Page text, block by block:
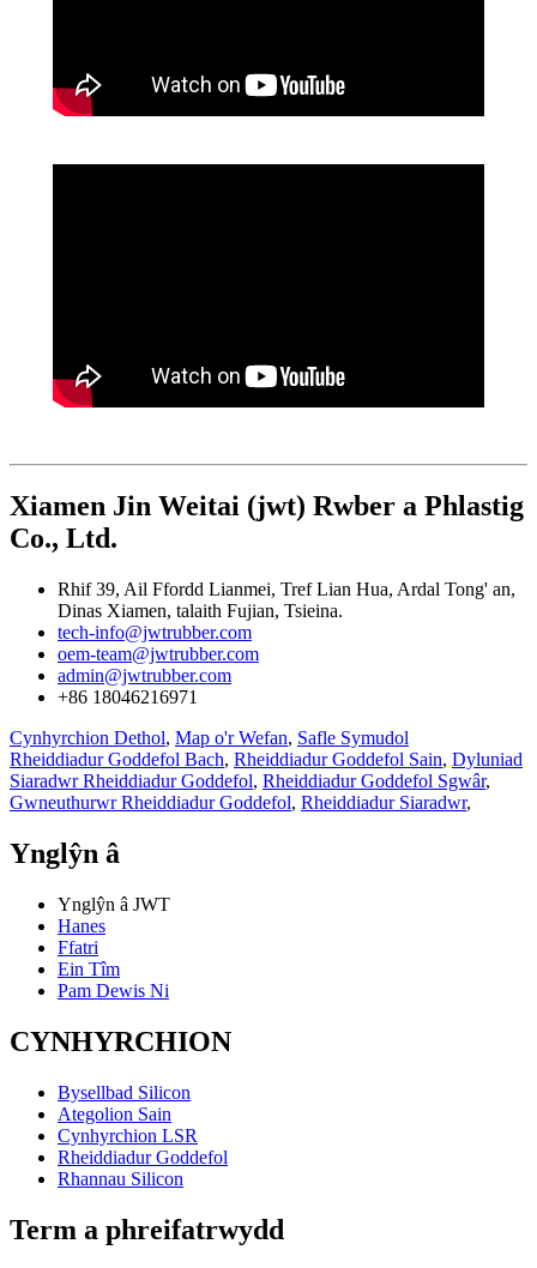
Xiamen Jin Weitai (jwt) Rwber a Phlastig
Co., Ltd.
Rhif 39, Ail Ffordd Lianmei, Tref Lian Hua, Ardal Tong' an,
Dinas Xiamen, talaith Fujian, Tsieina.
tech-info@jwtrubber.com
oem-team@jwtrubber.com
admin@jwtrubber.com
+86 18046216971
Cynhyrchion Dethol, Map o'r Wefan, Safle Symudol
Rheiddiadur Goddefol Bach, Rheiddiadur Goddefol Sain, Dyluniad
Siaradwr Rheiddiadur Goddefol, Rheiddiadur Goddefol Sgwâr,
Gwneuthurwr Rheiddiadur Goddefol, Rheiddiadur Siaradwr,
Ynglŷn â
Ynglŷn â JWT
Hanes
Ffatri
Ein Tîm
Pam Dewis Ni
CYNHYRCHION
Bysellbad Silicon
Ategolion Sain
Cynhyrchion LSR
Rheiddiadur Goddefol
Rhannau Silicon
Term a phreifatrwydd